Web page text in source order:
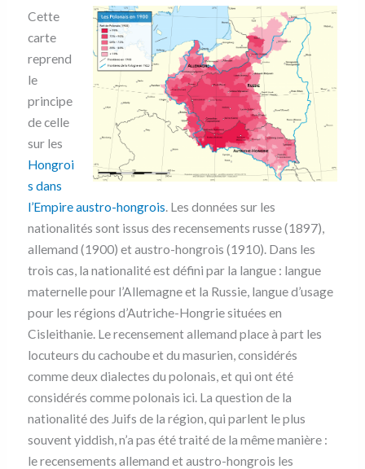
Cette
carte
reprend
le
principe
de celle
sur les
Hongroi
s dans
l’Empire austro-hongrois. Les données sur les
nationalités sont issus des recensements russe (1897),
allemand (1900) et austro-hongrois (1910). Dans les
trois cas, la nationalité est défini par la langue : langue
maternelle pour l’Allemagne et la Russie, langue d’usage
pour les régions d’Autriche-Hongrie situées en
Cisleithanie. Le recensement allemand place à part les
locuteurs du cachoube et du masurien, considérés
comme deux dialectes du polonais, et qui ont été
considérés comme polonais ici. La question de la
nationalité des Juifs de la région, qui parlent le plus
souvent yiddish, n’a pas été traité de la même manière :
le recensements allemand et austro-hongrois les